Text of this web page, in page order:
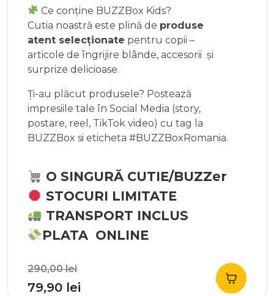
Ce conține BUZZBox Kids?
Cutia noastră este plină de produse
atent selecționate pentru copii –
articole de îngrijire blânde, accesorii și
surprize delicioase.
Ți-au plăcut produsele? Postează
impresiile tale în Social Media (story,
postare, reel, TikTok video) cu tag la
BUZZBox si eticheta #BUZZBoxRomania.
O SINGURĂ CUTIE/BUZZer
STOCURI LIMITATE
TRANSPORT INCLUS
PLATA ONLINE
290,00leiPrețul
inițial
79,90 lei